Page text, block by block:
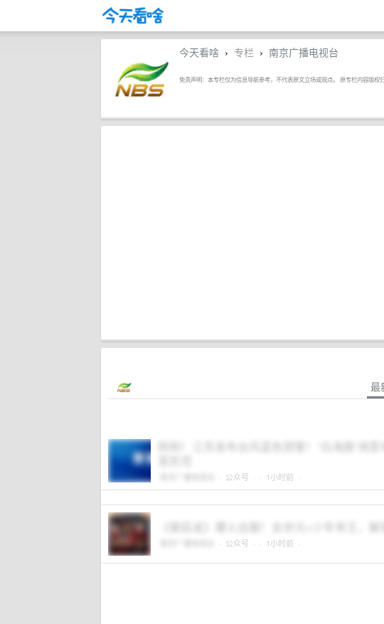
今天看啥 › 专栏 › 南京广播电视台
免责声明：本专栏仅为信息导航参考，不代表原文立场或观点。 原专栏内容版
最
刚刚！江苏发布台风蓝色预警！“白海豚”将
· 公众号 · · 1小时前 ·
《御廷谣》爆火出圈！女状元×少年帝王，解
· 公众号 · · 1小时前 ·